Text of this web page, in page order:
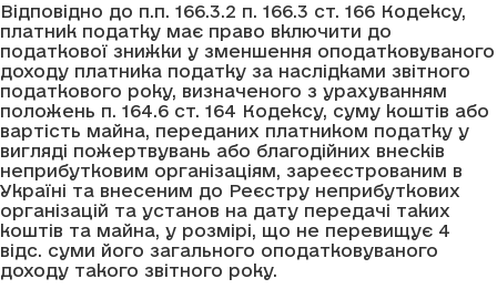
Відповідно до п.п. 166.3.2 п. 166.3 ст. 166 Кодексу,
платник податку має право включити до
податкової знижки у зменшення оподатковуваного
доходу платника податку за наслідками звітного
податкового року, визначеного з урахуванням
положень п. 164.6 ст. 164 Кодексу, суму коштів або
вартість майна, переданих платником податку у
вигляді пожертвувань або благодійних внесків
неприбутковим організаціям, зареєстрованим в
Україні та внесеним до Реєстру неприбуткових
організацій та установ на дату передачі таких
коштів та майна, у розмірі, що не перевищує 4
відс. суми його загального оподатковуваного
доходу такого звітного року.